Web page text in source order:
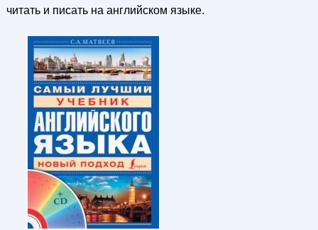
читать и писать на английском языке.